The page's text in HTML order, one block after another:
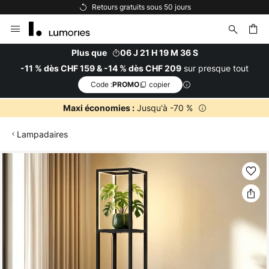
Allez
au
Plus que
06 J 21 H 19 M 36 S
-11 % dès CHF 159 & -14 % dès CHF 209 sur presque tout
Code :PROMO copier
Maxi économies :Jusqu'à -70 %
Lampadaires
gallery